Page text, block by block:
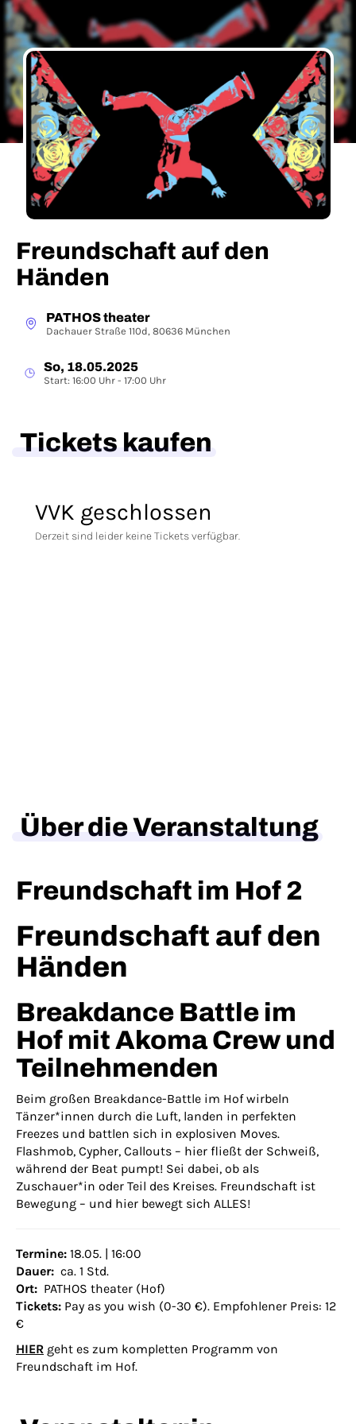
Freundschaft auf den
Händen
PATHOS theater
Dachauer Straße 110d, 80636 München
So, 18.05.2025
Start: 16:00 Uhr - 17:00 Uhr
Tickets kaufen
VVK geschlossen
Derzeit sind leider keine Tickets verfügbar.
Über die Veranstaltung
Freundschaft im Hof 2
Freundschaft auf den
Händen
Breakdance Battle im
Hof mit Akoma Crew und
Teilnehmenden
Beim großen Breakdance-Battle im Hof wirbeln
Tänzer*innen durch die Luft, landen in perfekten
Freezes und battlen sich in explosiven Moves.
Flashmob, Cypher, Callouts – hier fließt der Schweiß,
während der Beat pumpt! Sei dabei, ob als
Zuschauer*in oder Teil des Kreises. Freundschaft ist
Bewegung – und hier bewegt sich ALLES!
Termine: 18.05. | 16:00
Dauer: ca. 1 Std.
Ort: PATHOS theater (Hof)
Tickets: Pay as you wish (0-30 €). Empfohlener Preis: 12
€
HIER geht es zum kompletten Programm von
Freundschaft im Hof.